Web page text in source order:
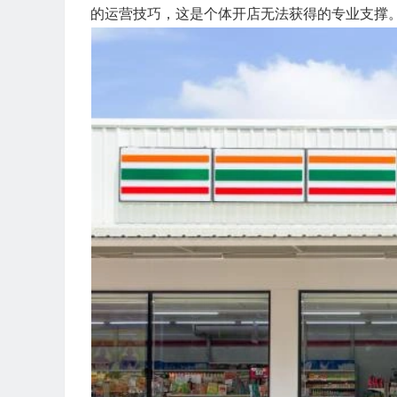
的运营技巧，这是个体开店无法获得的专业支撑